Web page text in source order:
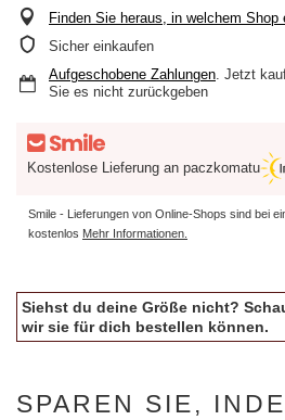
Finden Sie heraus, in welchem
Sicher einkaufen
Aufgeschobene Zahlungen . Jetzt
Sie es nicht zurückgeben
Kostenlose Lieferung an paczkomatu
Smile - Lieferungen von Online-Shops sind bei
kostenlos Mehr Informationen.
Siehst du deine Größe nicht?
wir sie für dich bestellen können.
SPAREN SIE,